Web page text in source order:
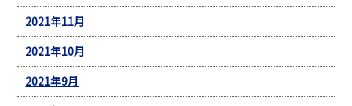
2021年11月
2021年10月
2021年9月